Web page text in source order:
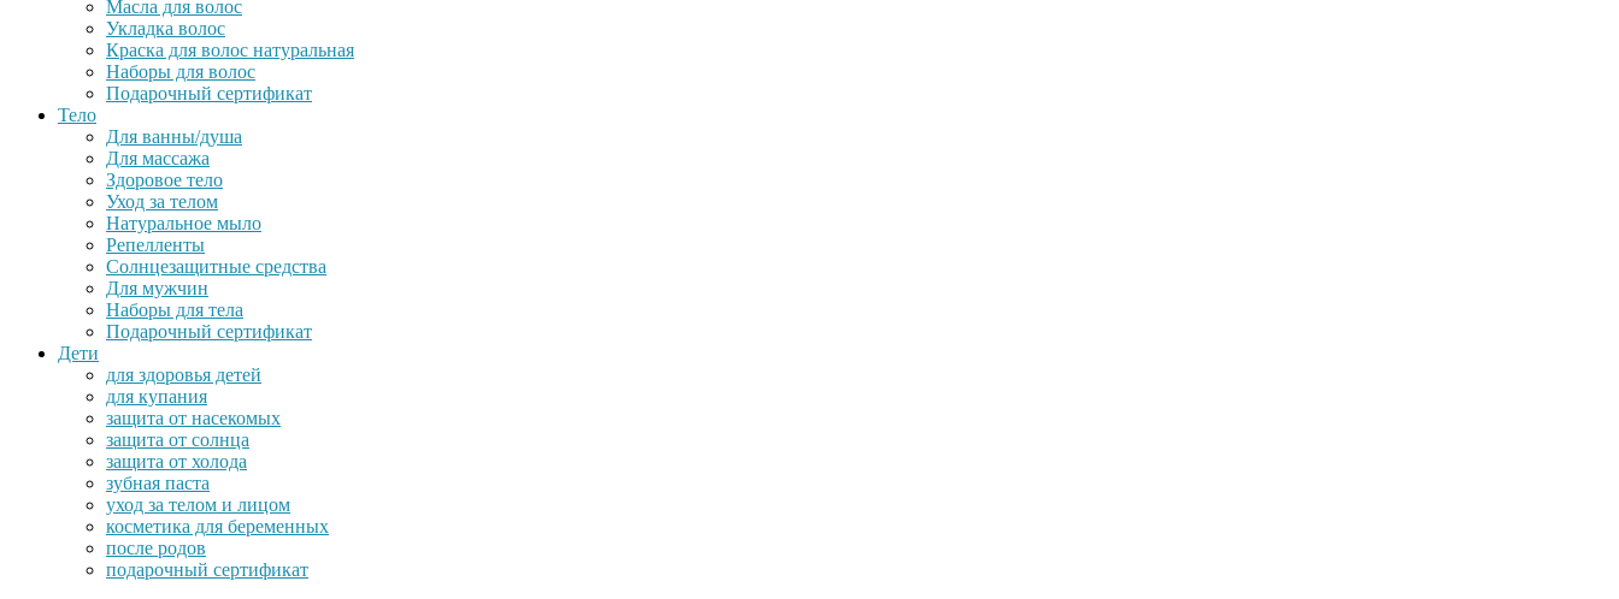
Масла для волос
Укладка волос
Краска для волос натуральная
Наборы для волос
Подарочный сертификат
Тело
Для ванны/душа
Для массажа
Здоровое тело
Уход за телом
Натуральное мыло
Репелленты
Солнцезащитные средства
Для мужчин
Наборы для тела
Подарочный сертификат
Дети
для здоровья детей
для купания
защита от насекомых
защита от солнца
защита от холода
зубная паста
уход за телом и лицом
косметика для беременных
после родов
подарочный сертификат